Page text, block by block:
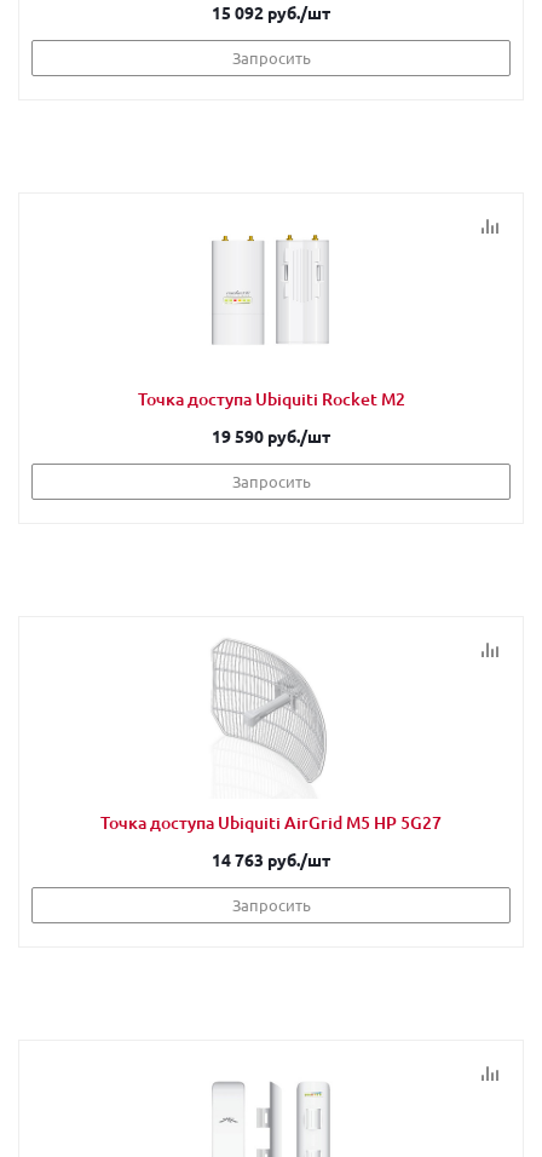
15 092 руб./шт
Запросить
Точка доступа Ubiquiti Rocket M2
19 590 руб./шт
Запросить
Точка доступа Ubiquiti AirGrid M5 HP 5G27
14 763 руб./шт
Запросить